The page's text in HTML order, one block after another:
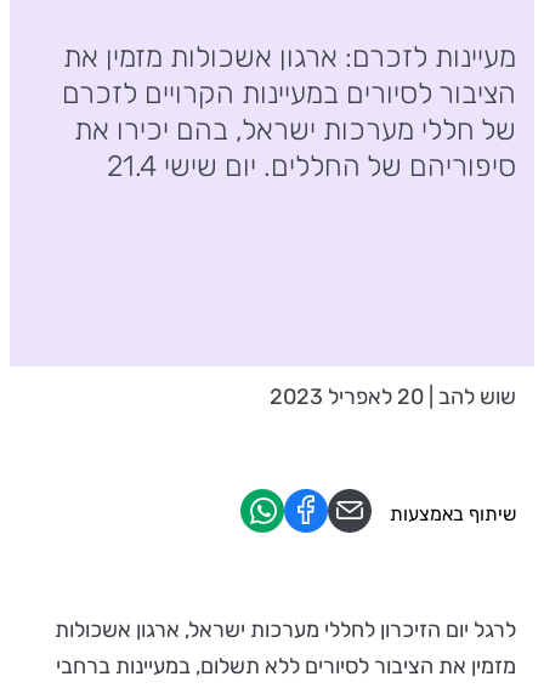
מעיינות לזכרם: ארגון אשכולות מזמין את
הציבור לסיורים במעיינות הקרויים לזכרם
של חללי מערכות ישראל, בהם יכירו את
סיפוריהם של החללים. יום שישי 21.4
שוש להב | 20 לאפריל 2023
לרגל יום הזיכרון לחללי מערכות ישראל, ארגון אשכולות
מזמין את הציבור לסיורים ללא תשלום, במעיינות ברחבי
שיתוף באמצעות